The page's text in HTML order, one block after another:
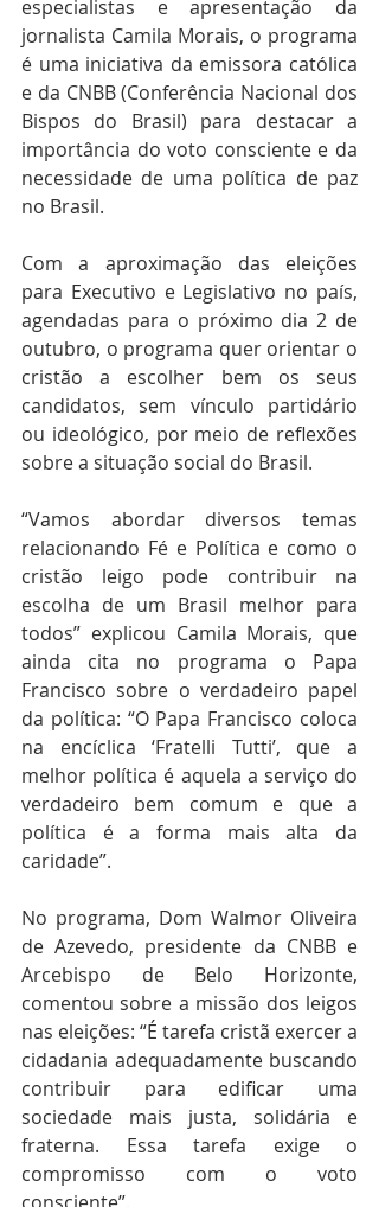
especialistas e apresentação da
jornalista Camila Morais, o programa
é uma iniciativa da emissora católica
e da CNBB (Conferência Nacional dos
Bispos do Brasil) para destacar a
importância do voto consciente e da
necessidade de uma política de paz
no Brasil.
Com a aproximação das eleições
para Executivo e Legislativo no país,
agendadas para o próximo dia 2 de
outubro, o programa quer orientar o
cristão a escolher bem os seus
candidatos, sem vínculo partidário
ou ideológico, por meio de reflexões
sobre a situação social do Brasil.
“Vamos abordar diversos temas
relacionando Fé e Política e como o
cristão leigo pode contribuir na
escolha de um Brasil melhor para
todos” explicou Camila Morais, que
ainda cita no programa o Papa
Francisco sobre o verdadeiro papel
da política: “O Papa Francisco coloca
na encíclica ‘Fratelli Tutti’, que a
melhor política é aquela a serviço do
verdadeiro bem comum e que a
política é a forma mais alta da
caridade”.
No programa, Dom Walmor Oliveira
de Azevedo, presidente da CNBB e
Arcebispo de Belo Horizonte,
comentou sobre a missão dos leigos
nas eleições: “É tarefa cristã exercer a
cidadania adequadamente buscando
contribuir para edificar uma
sociedade mais justa, solidária e
fraterna. Essa tarefa exige o
compromisso com o voto